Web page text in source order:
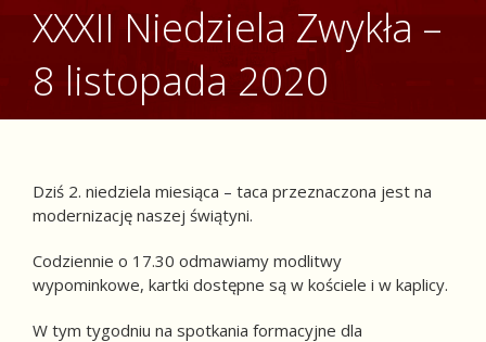
XXXII Niedziela Zwykła –
8 listopada 2020
Dziś 2. niedziela miesiąca – taca przeznaczona jest na
modernizację naszej świątyni.
Codziennie o 17.30 odmawiamy modlitwy
wypominkowe, kartki dostępne są w kościele i w kaplicy.
W tym tygodniu na spotkania formacyjne dla